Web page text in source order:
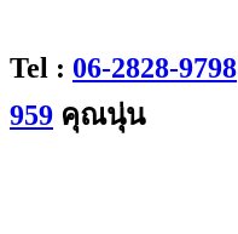
Tel : 06-2828-9798
959 คุณนุ่น